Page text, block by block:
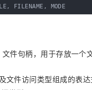
FILENAME, MODE
件句柄，用于存放一个
文件访问类型组成的表达